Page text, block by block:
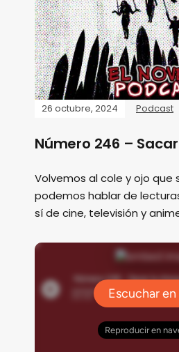
26 octubre, 2024 Podcast
Número 246 –
Volvemos al cole y ojo que
podemos hablar de
sí de cine, televisión y